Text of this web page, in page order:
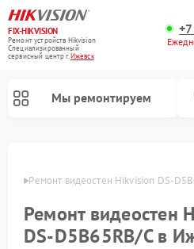
FIX-HIKVISION
Ремонт устройств Hikvision
Специализированный
cервисный центр г.Ижевск
Мы ремонтируем
Ремонт видеостен Hikvision
Ремонт видеостен
DS‑D5B65RB/C в